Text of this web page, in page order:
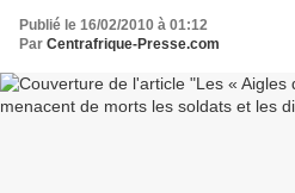
Publié le 16/02/2010 à 01:12
Par Centrafrique-Presse.com